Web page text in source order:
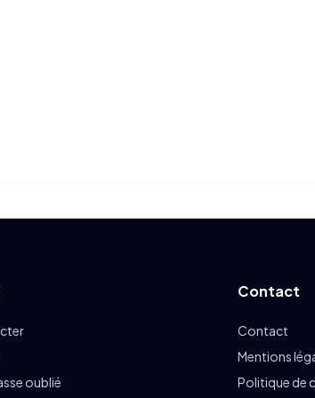
oublié
Contact
Contact
Mentions
Politique de